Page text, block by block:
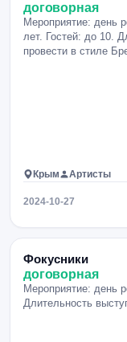
договорная
Мероприятие: день
лет. Гостей: до 10.
провести в стиле
Крым Артисты
2024-10-27
Фокусники
договорная
Мероприятие: день
Длительность